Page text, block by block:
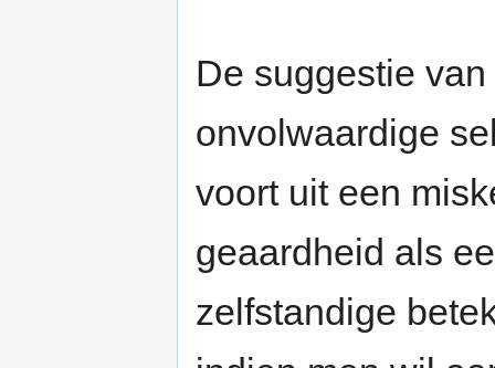
De suggestie
onvolwaardige
voort uit een
geaardheid als
zelfstandige